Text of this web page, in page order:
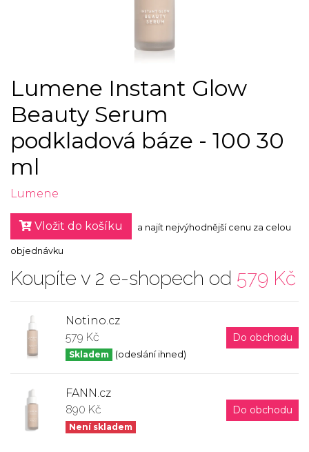
Lumene Instant Glow
Beauty Serum
podkladová báze - 100 30
ml
Lumene
Vložit do košíku a najít nejvýhodnější cenu za celou
objednávku
Koupíte v 2 e-shopech od 579 Kč
Notino.cz
579 Kč
Skladem (odeslání ihned)
Do obchodu
FANN.cz
890 Kč
Není skladem
Do obchodu